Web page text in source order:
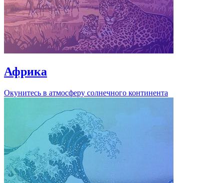
Африка
Окунитесь в атмосферу солнечного континента